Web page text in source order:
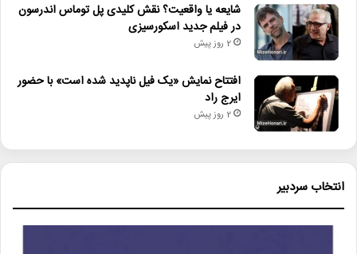
شایعه یا واقعیت؟ نقش کلیدی پل توماس اندرسون
در فیلم جدید اسکورسیزی
2 روز پیش
افتتاح نمایش «یک فیل ناپدید شده است» با حضور
ایرج راد
2 روز پیش
انتخاب سردبیر